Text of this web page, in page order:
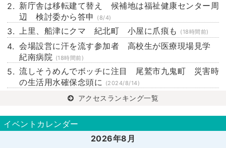
新庁舎は移転建て替え 候補地は福祉健康センター周
辺 検討委から答申
(8/4)
上里、船津にクマ 紀北町 小屋に爪痕も (18時間前)
会場設営に汗を流す参加者 高校生が医療現場見学
紀南病院 (18時間前)
流しそうめんでボッチに注目 尾鷲市九鬼町 災害時
の生活用水確保念頭に (2024/8/14)
アクセスランキング一覧
イベントカレンダー
2026年8月